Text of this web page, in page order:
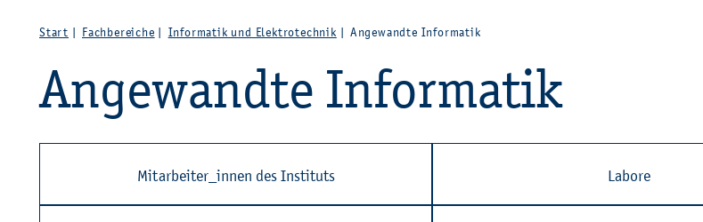
Start Fach­be­rei­che In­for­ma­tik und Elek­tro­tech­nik An­ge­wand­te In­for­ma­tik
An­ge­wand­te In­for­ma­tik
Mit­ar­bei­ter_in­nen des In­sti­tuts La­bo­re